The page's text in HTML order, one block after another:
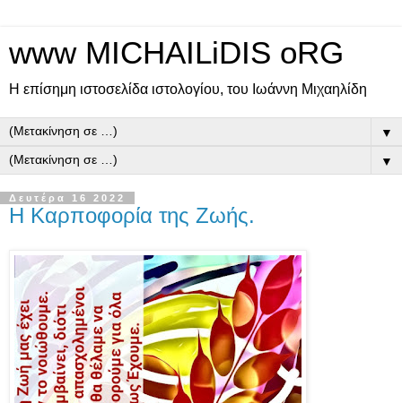
www MICHAILiDIS oRG
Η επίσημη ιστοσελίδα ιστολογίου, του Ιωάννη Μιχαηλίδη
▼
▼
Δευτέρα 16 2022
Η Καρποφορία της Ζωής.